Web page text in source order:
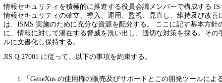
情報セキュリティを積極的に推進する役員会議メンバーで構成する
情報セキュリティの確立、導入、運用、監視、見直し、維持及び改
は、ISMS 実施のために充分な資源を配分する。 ここに記す基本方
に、情報に対して潜在する脅威を洗い出し、適切な対策を採る。そ
ルに文書化し保持する。
JIS Q 27001 に従って、以下の事項を約束する。
「GeneXus の使用権の販売及びサポートとこの開発ツールに